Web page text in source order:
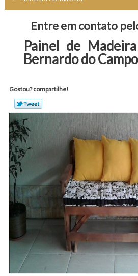
Entre em contato
Painel de
Bernardo do Campo
Gostou? compartilhe!